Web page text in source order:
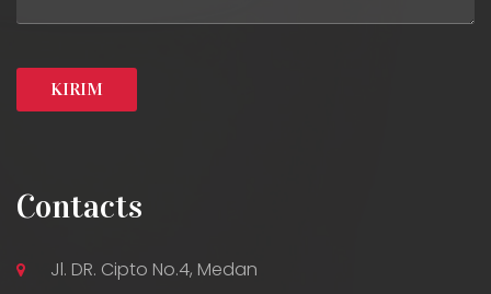
Contacts
Jl. DR. Cipto No.4, Medan